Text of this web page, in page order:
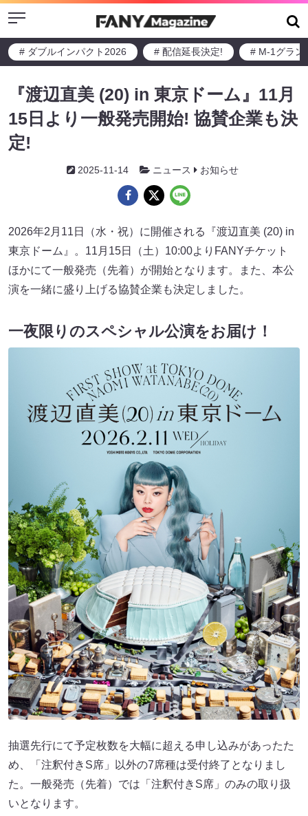
Menu
# ダブルインパクト2026 # 配信延長決定! # M-1グラン
『渡辺直美 (20) in 東京ドーム』11月
15日より一般発売開始! 協賛企業も決
定!
2025-11-14 ニュース お知らせ
2026年2月11日（水・祝）に開催される『渡辺直美 (20) in
東京ドーム』。11月15日（土）10:00よりFANYチケット
ほかにて一般発売（先着）が開始となります。また、本公
演を一緒に盛り上げる協賛企業も決定しました。
一夜限りのスペシャル公演をお届け！
抽選先行にて予定枚数を大幅に超える申し込みがあったた
め、「注釈付きS席」以外の7席種は受付終了となりまし
た。一般発売（先着）では「注釈付きS席」のみの取り扱
いとなります。